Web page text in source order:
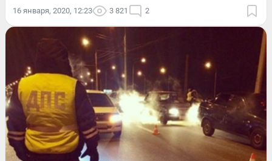
16 января, 2020, 12:23 3 821 2